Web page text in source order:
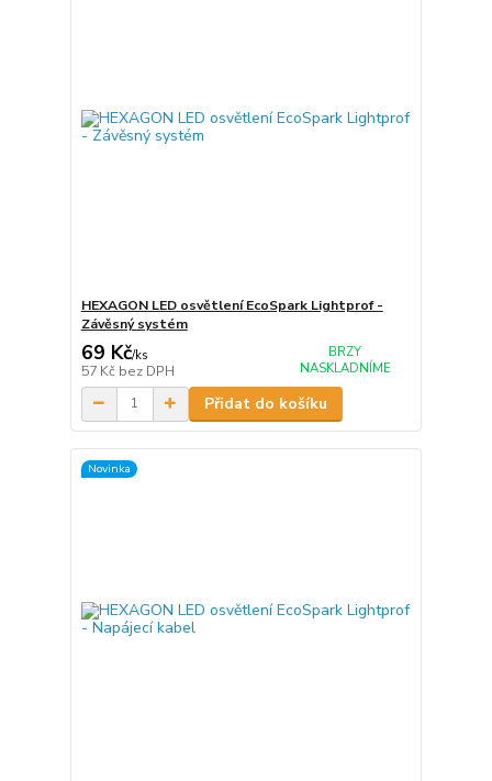
HEXAGON LED osvětlení EcoSpark Lightprof -
Závěsný systém
69 Kč/ks
57 Kč bez DPH
BRZY
NASKLADNÍME
Přidat do košíku
Novinka